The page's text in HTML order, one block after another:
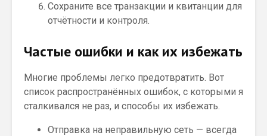
Сохраните все транзакции и квитанции для
отчётности и контроля.
Частые ошибки и как их избежать
Многие проблемы легко предотвратить. Вот
список распространённых ошибок, с которыми я
сталкивался не раз, и способы их избежать.
Отправка на неправильную сеть — всегда